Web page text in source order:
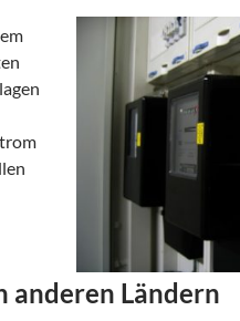
anderen Ländern